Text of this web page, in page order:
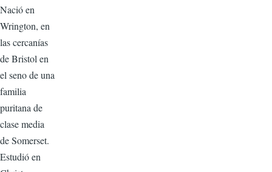
Nació en
Wrington, en
las cercanías
de Bristol en
el seno de una
familia
puritana de
clase media
de Somerset.
Estudió en